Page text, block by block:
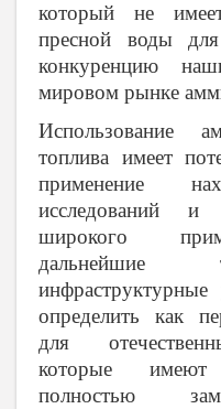
который не
пресной воды
конкуренцию
мировом рынке
Использование
топлива имеет
применение
исследований
широкого
дальнейшие
определить как
для
которые имеют
полностью